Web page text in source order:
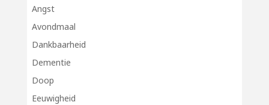
Angst
Avondmaal
Dankbaarheid
Dementie
Doop
Eeuwigheid